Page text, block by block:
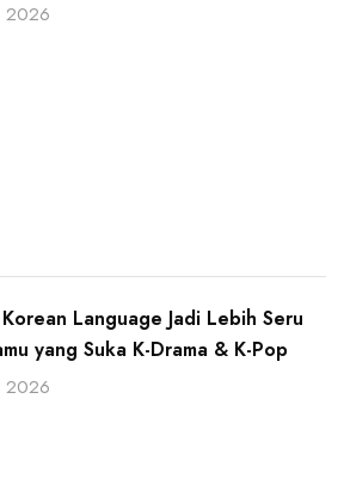
2026
Language Jadi Lebih Seru
yang Suka K-Drama & K-Pop
2026